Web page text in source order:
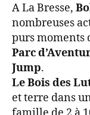
A La Bresse,
nombreuses
purs moments
Parc
Jump.
Le Bois des
et terre dans